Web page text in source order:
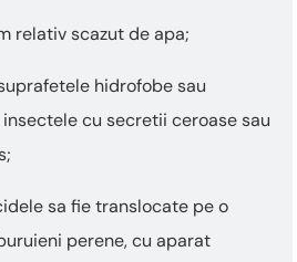
relativ scazut de apa;
hidrofobe sau
cu secretii ceroase sau
sa fie translocate pe o
perene, cu aparat